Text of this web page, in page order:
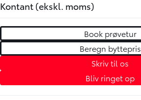
Kontant (ekskl. moms)
Book prøvetur
Beregn byttepris
Skriv til os
Bliv ringet op